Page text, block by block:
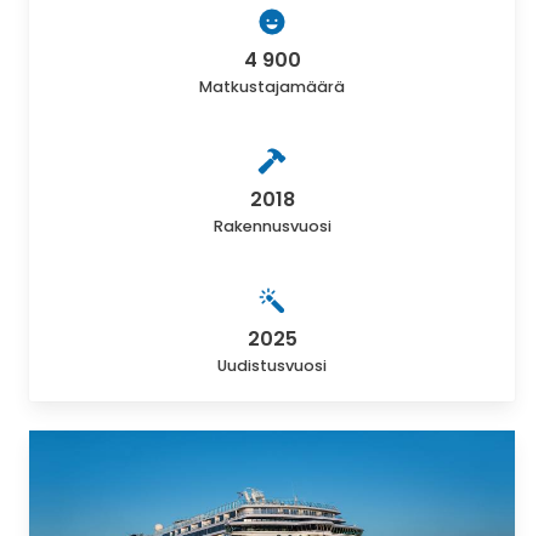
4 900
Matkustajamäärä
2018
Rakennusvuosi
2025
Uudistusvuosi